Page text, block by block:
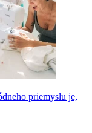
priemyslu je,